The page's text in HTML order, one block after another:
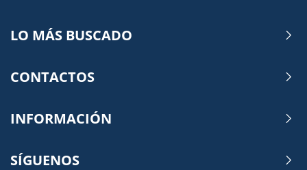
LO MÁS BUSCADO
CONTACTOS
INFORMACIÓN
SÍGUENOS